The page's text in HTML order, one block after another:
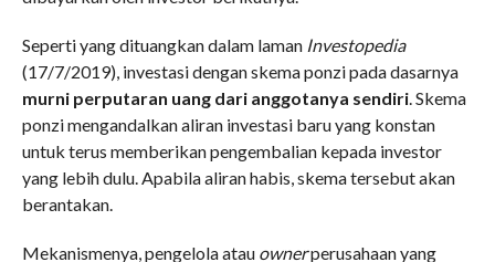
Seperti yang dituangkan dalam laman Investopedia
(17/7/2019), investasi dengan skema ponzi pada dasarnya
murni perputaran uang dari anggotanya sendiri. Skema
ponzi mengandalkan aliran investasi baru yang konstan
untuk terus memberikan pengembalian kepada investor
yang lebih dulu. Apabila aliran habis, skema tersebut akan
berantakan.
Mekanismenya, pengelola atau ownerperusahaan yang